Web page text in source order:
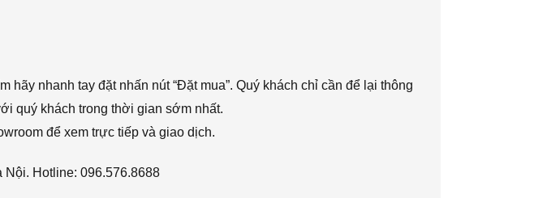
nhanh tay đặt nhấn nút “Đặt mua”. Quý khách chỉ cần để lại thông
quý khách trong thời gian sớm nhất.
để xem trực tiếp và giao dịch.
Hotline: 096.576.8688